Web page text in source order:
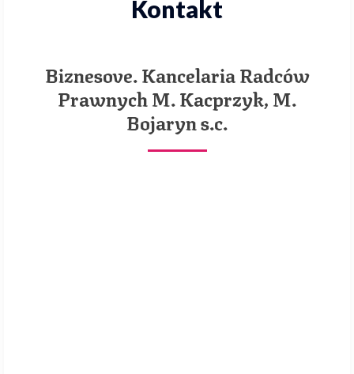
Kontakt
Biznesove. Kancelaria Radców
Prawnych M. Kacprzyk, M.
Bojaryn s.c.